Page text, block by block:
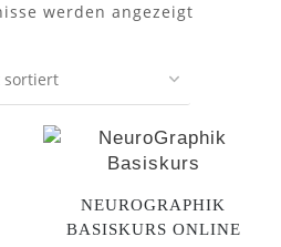
werden angezeigt
NEUROGRAPHIK
BASISKURS ONLINE